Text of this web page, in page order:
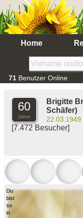
Home
71 Benutzer Online
60
Jahre
Brigitte
Schäfer)
[7.472 Besucher]
Du
bist
so
in